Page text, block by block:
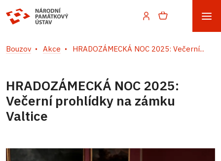
Bouzov Akce HRADOZÁMECKÁ NOC 2025: Večerní...
HRADOZÁMECKÁ NOC 2025:
Večerní prohlídky na zámku
Valtice